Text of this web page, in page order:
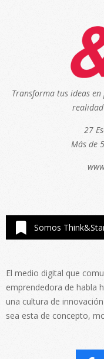
Transforma tus ideas
27
Más de
Somos
El medio digital que
emprendedora de habla
una cultura de
sea esta de concepto,